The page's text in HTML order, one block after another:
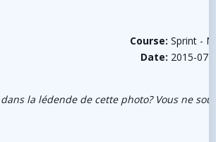
Course: Sprint -
Date: 2015-07-
la lédende de cette photo? Vous ne